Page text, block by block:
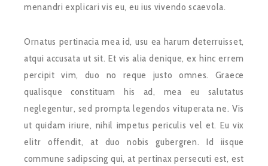
menandri explicari vis eu, eu ius vivendo scaevola.
Ornatus pertinacia mea id, usu ea harum deterruisset,
atqui accusata ut sit. Et vis alia denique, ex hinc errem
percipit vim, duo no reque justo omnes. Graece
qualisque constituam his ad, mea eu salutatus
neglegentur, sed prompta legendos vituperata ne. Vis
ut quidam iriure, nihil impetus periculis vel et. Eu vix
elitr offendit, at duo nobis gubergren. Id iisque
commune sadipscing qui, at pertinax persecuti est, est